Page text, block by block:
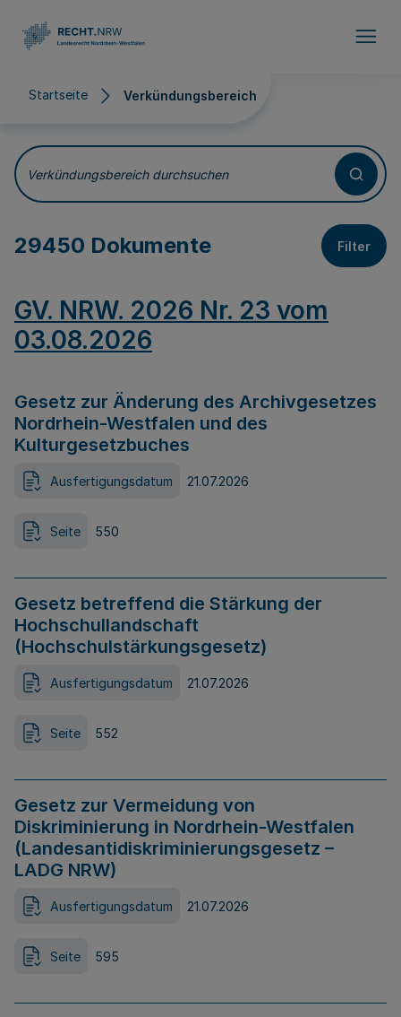
Startseite Verkündungsbereich
Verkündungsbereich
Verkündungsbereich durchsuchen
29450 Dokumente Filter
GV. NRW. 2026 Nr. 23 vom
03.08.2026
Gesetz zur Änderung des Archivgesetzes
Nordrhein-Westfalen und des
Kulturgesetzbuches
Ausfertigungsdatum 21.07.2026
Seite 550
Gesetz betreffend die Stärkung der
Hochschullandschaft
(Hochschulstärkungsgesetz)
Ausfertigungsdatum 21.07.2026
Seite 552
Gesetz zur Vermeidung von
Diskriminierung in Nordrhein-Westfalen
(Landesantidiskriminierungsgesetz –
LADG NRW)
Ausfertigungsdatum 21.07.2026
Seite 595